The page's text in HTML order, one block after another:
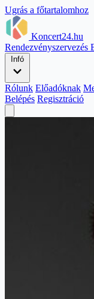
Ugrás a főtartalomhoz
Koncert24.hu
Rendezvényszervezés
Infó
Rólunk Előadóknak
Belépés Regisztráció